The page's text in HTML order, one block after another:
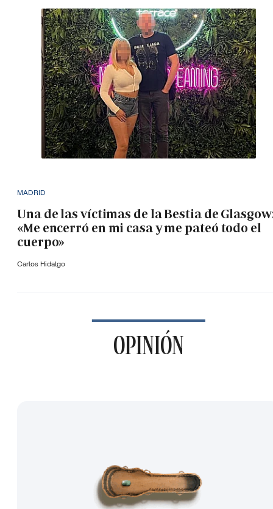
MADRID
Una de las víctimas de la Bestia de
«Me encerró en mi casa y me pateó todo el
cuerpo»
Carlos Hidalgo
OPINIÓN